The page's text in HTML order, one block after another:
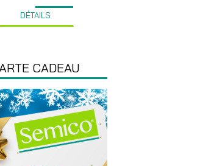
DÉTAILS
CADEAU